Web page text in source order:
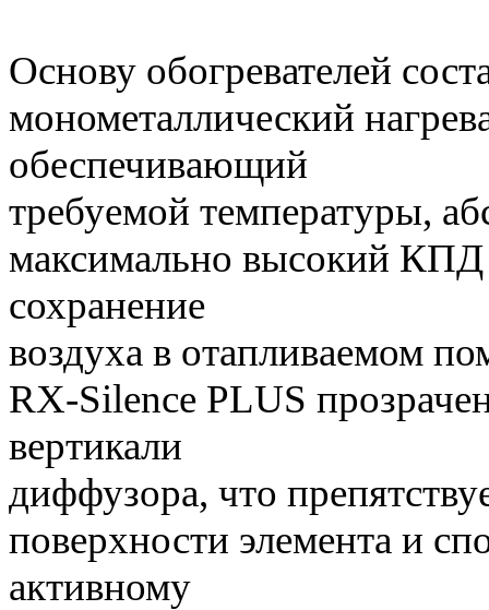
Основу обогревателей
монометаллический
требуемой температуры,
максимально высокий
сохранение
воздуха в отапливаемом
RX-Silence PLUS
вертикали и
диффузора, что
поверхности элемента и
активному